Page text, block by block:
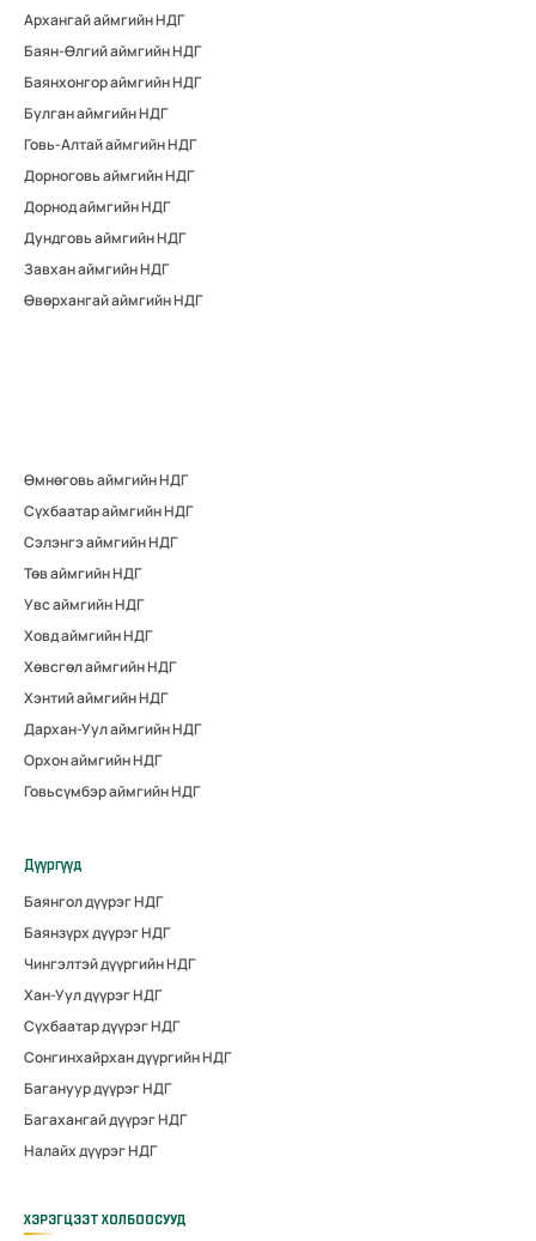
Архангай аймгийн НДГ
Баян-Өлгий аймгийн НДГ
Баянхонгор аймгийн НДГ
Булган аймгийн НДГ
Говь-Алтай аймгийн НДГ
Дорноговь аймгийн НДГ
Дорнод аймгийн НДГ
Дундговь аймгийн НДГ
Завхан аймгийн НДГ
Өвөрхангай аймгийн НДГ
Өмнөговь аймгийн НДГ
Сүхбаатар аймгийн НДГ
Сэлэнгэ аймгийн НДГ
Төв аймгийн НДГ
Увс аймгийн НДГ
Ховд аймгийн НДГ
Хөвсгөл аймгийн НДГ
Хэнтий аймгийн НДГ
Дархан-Уул аймгийн НДГ
Орхон аймгийн НДГ
Говьсүмбэр аймгийн НДГ
Дүүргүүд
Баянгол дүүрэг НДГ
Баянзүрх дүүрэг НДГ
Чингэлтэй дүүргийн НДГ
Хан-Уул дүүрэг НДГ
Сүхбаатар дүүрэг НДГ
Сонгинхайрхан дүүргийн НДГ
Багануур дүүрэг НДГ
Багахангай дүүрэг НДГ
Налайх дүүрэг НДГ
ХЭРЭГЦЭЭТ ХОЛБООСУУД